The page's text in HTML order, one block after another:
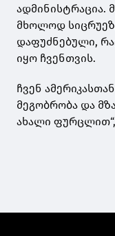
ადმინისტრაცია.
მხოლოდ
დაფუძნებული,
იყო ჩვენთვის.
ჩვენ
მეგობრობა და
ახალი ფურცლით“,